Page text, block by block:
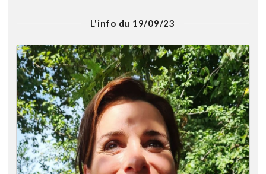
L'info du 19/09/23